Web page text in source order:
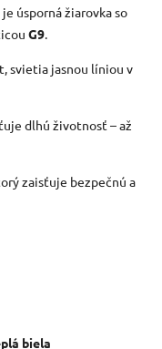
je úsporná žiarovka so
G9
svietia jasnou líniou v
dlhú životnosť – až
zaisťuje bezpečnú a
biela